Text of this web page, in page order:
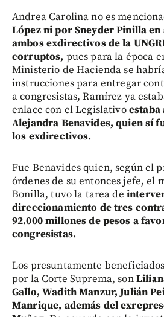
Andrea Carolina no es
López ni por Sneyder Pinilla
ambos exdirectivos de la
corruptos, pues para la época
Ministerio de Hacienda se
instrucciones para entregar
a congresistas, Ramírez ya
enlace con el Legislativoestaba
Alejandra Benavides, quien sí
los exdirectivos.
Fue Benavides quien, según el
órdenes de su entonces jefe, el
Bonilla, tuvo la tarea de
direccionamiento de tres
92.000 millones de pesos a
congresistas.
Los presuntamente
por la Corte Suprema, son
Gallo, Wadith Manzur, Julián
Manrique, además del